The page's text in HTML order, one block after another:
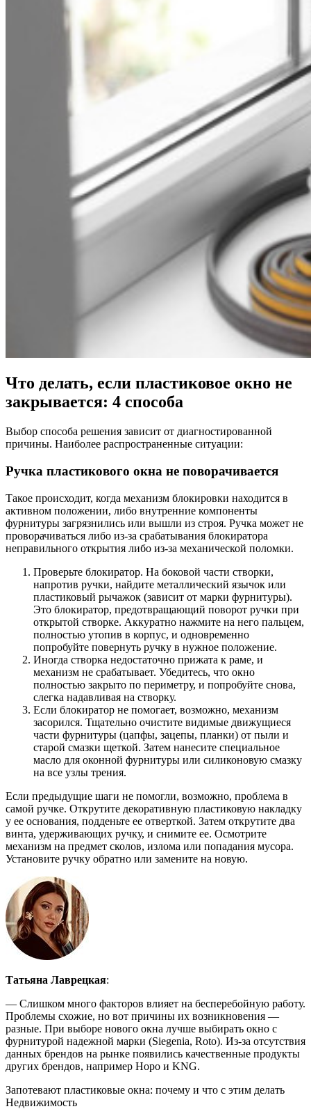
Что делать, если пластиковое окно не
закрывается: 4 способа
Выбор способа решения зависит от диагностированной
причины. Наиболее распространенные ситуации:
Ручка пластикового окна не поворачивается
Такое происходит, когда механизм блокировки находится в
активном положении, либо внутренние компоненты
фурнитуры загрязнились или вышли из строя. Ручка может не
проворачиваться либо из-за срабатывания блокиратора
неправильного открытия либо из-за механической поломки.
Проверьте блокиратор. На боковой части створки,
напротив ручки, найдите металлический язычок или
пластиковый рычажок (зависит от марки фурнитуры).
Это блокиратор, предотвращающий поворот ручки при
открытой створке. Аккуратно нажмите на него пальцем,
полностью утопив в корпус, и одновременно
попробуйте повернуть ручку в нужное положение.
Иногда створка недостаточно прижата к раме, и
механизм не срабатывает. Убедитесь, что окно
полностью закрыто по периметру, и попробуйте снова,
слегка надавливая на створку.
Если блокиратор не помогает, возможно, механизм
засорился. Тщательно очистите видимые движущиеся
части фурнитуры (цапфы, зацепы, планки) от пыли и
старой смазки щеткой. Затем нанесите специальное
масло для оконной фурнитуры или силиконовую смазку
на все узлы трения.
Если предыдущие шаги не помогли, возможно, проблема в
самой ручке. Открутите декоративную пластиковую накладку
у ее основания, подденьте ее отверткой. Затем открутите два
винта, удерживающих ручку, и снимите ее. Осмотрите
механизм на предмет сколов, излома или попадания мусора.
Установите ручку обратно или замените на новую.
Татьяна Лаврецкая:
— Слишком много факторов влияет на бесперебойную работу.
Проблемы схожие, но вот причины их возникновения —
разные. При выборе нового окна лучше выбирать окно с
фурнитурой надежной марки (Siegenia, Roto). Из-за отсутствия
данных брендов на рынке появились качественные продукты
других брендов, например Hopo и KNG.
Запотевают пластиковые окна: почему и что с этим делать
Недвижимость